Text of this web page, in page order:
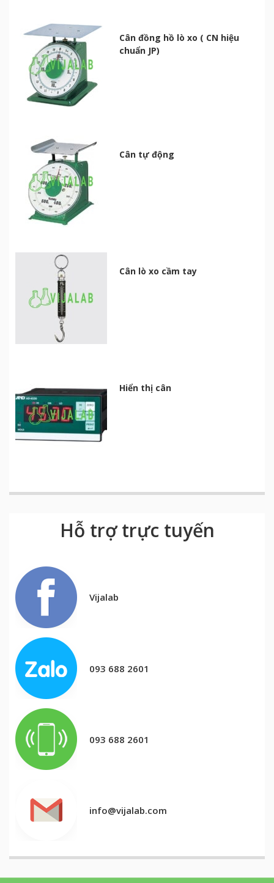
Cân đồng hồ lò xo ( CN hiệu
chuẩn JP)
Cân tự động
Cân lò xo cầm tay
Hiển thị cân
Hỗ trợ trực tuyến
Vijalab
093 688 2601
093 688 2601
info@vijalab.com